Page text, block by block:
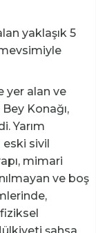
yaklaşık 5
yer alan ve
Konağı,
Yarım
sivil
mimari
ve boş